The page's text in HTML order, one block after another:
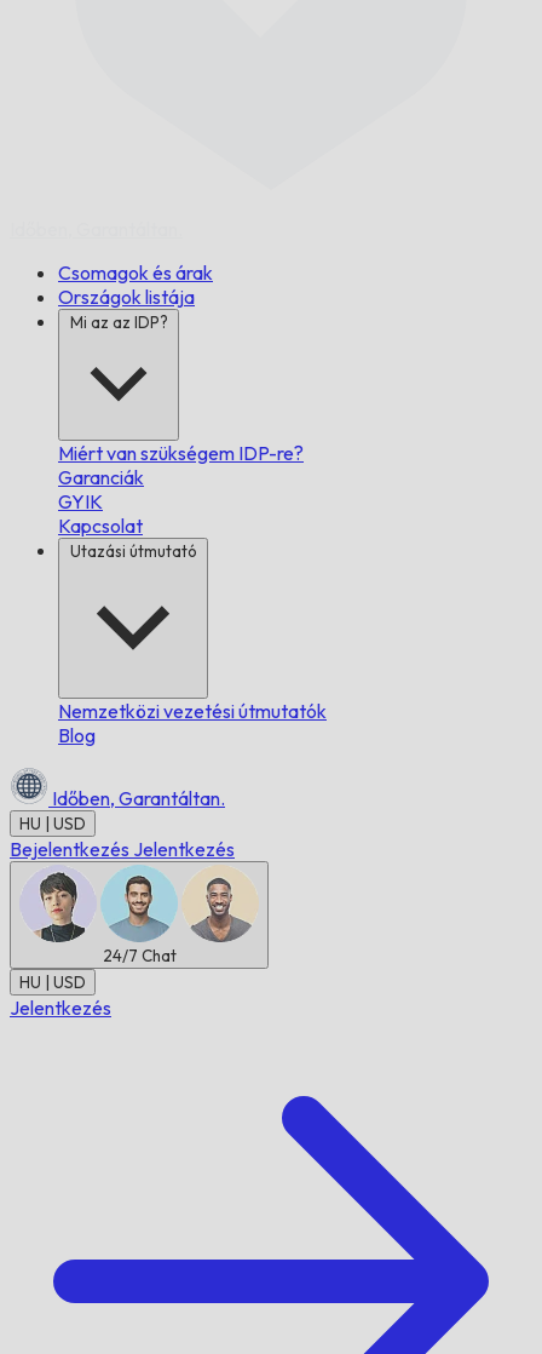
Csomagok és árak
Országok listája
Mi az az IDP?
Miért van szükségem IDP-re?
Garanciák
GYIK
Kapcsolat
Utazási útmutató
Nemzetközi vezetési útmutatók
Blog
Időben, Garantáltan.
HU | USD
Bejelentkezés Jelentkezés
24/7 Chat
HU | USD
Jelentkezés